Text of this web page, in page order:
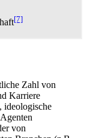
[7]
Zahl von
Karriere
ideologische
von